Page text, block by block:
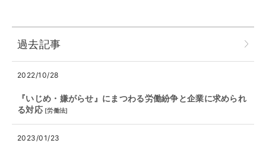
過去記事
2022/10/28
『いじめ・嫌がらせ』にまつわる労働紛争と企業に求められ
る対応 [労働法]
2023/01/23